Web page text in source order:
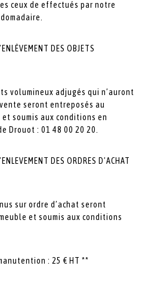
ceux de effectués par notre
DES OBJETS
volumineux adjugés qui n’auront
seront entreposés au
soumis aux conditions en
Drouot : 01 48 00 20 20.
DES ORDRES D’ACHAT
sur ordre d’achat seront
et soumis aux conditions
: 25 € HT **